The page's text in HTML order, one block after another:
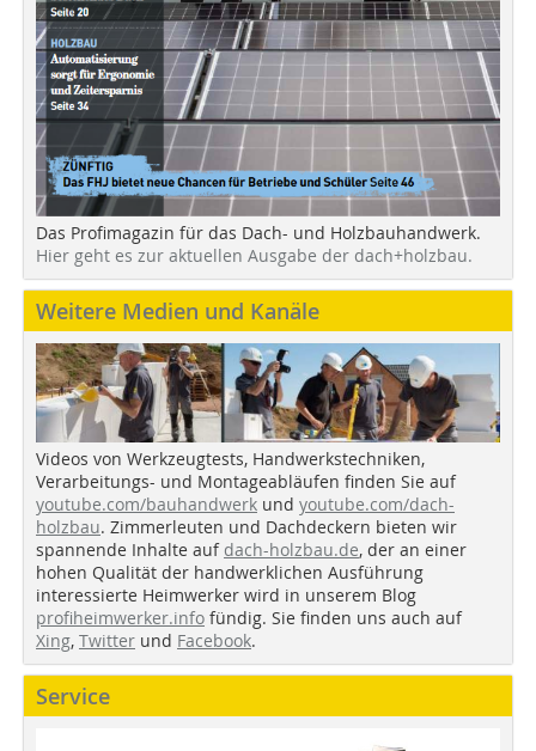
Das Profimagazin für das Dach- und Holzbauhandwerk.
Hier geht es zur aktuellen Ausgabe der dach+holzbau.
Weitere Medien und Kanäle
Videos von Werkzeugtests, Handwerkstechniken,
Verarbeitungs- und Montageabläufen finden Sie auf
youtube.com/bauhandwerk und youtube.com/dach-
holzbau. Zimmerleuten und Dachdeckern bieten wir
spannende Inhalte auf dach-holzbau.de, der an einer
hohen Qualität der handwerklichen Ausführung
interessierte Heimwerker wird in unserem Blog
profiheimwerker.info fündig. Sie finden uns auch auf
Xing, Twitter und Facebook.
Service